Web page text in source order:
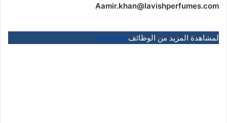
Aamir.khan@lavishperfumes.com
لمشاهدة المزيد من الوظائف اضغط هنا